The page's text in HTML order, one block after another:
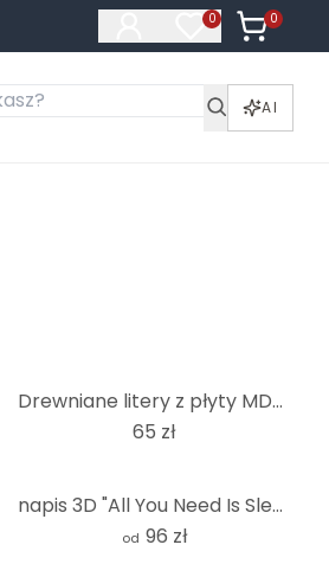
0
Produkty na
0
Produkty
AI
Drewniane litery z płyty MDF o wysokości 20 cm
65 zł
napis 3D "All You Need Is Sleep" - Dekoracja drewniana do sypialni z naturalnego drewna MDF
od 96 zł